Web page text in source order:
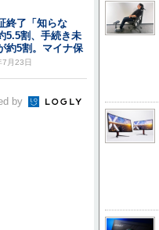
終了「知らな
5.5割、手続き未
約5割。マイナ保
行、「認知...
月23日
by